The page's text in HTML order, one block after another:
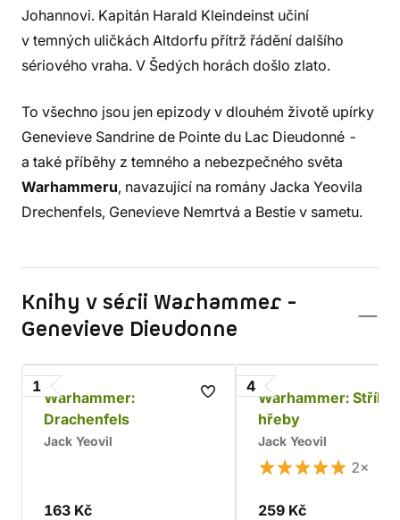
Johannovi. Kapitán Harald Kleindeinst učiní
v temných uličkách Altdorfu přítrž řádění dalšího
sériového vraha. V Šedých horách došlo zlato.
To všechno jsou jen epizody v dlouhém životě upírky
Genevieve Sandrine de Pointe du Lac Dieudonné -
a také příběhy z temného a nebezpečného světa
Warhammeru, navazující na romány Jacka Yeovila
Drechenfels, Genevieve Nemrtvá a Bestie v sametu.
Knihy v sérii Warhammer -
Genevieve Dieudonne
1
Warhammer:
Drachenfels
Jack Yeovil
163 Kč
4
Warhammer:
hřeby
Jack Yeovil
2×
259 Kč